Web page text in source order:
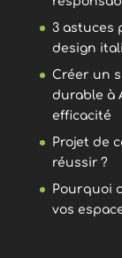
3 astuces
design
Créer un
durable à
efficacité
Projet de
réussir ?
Pourquoi
vos